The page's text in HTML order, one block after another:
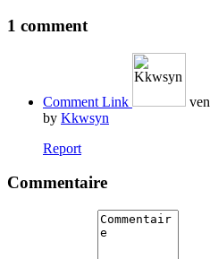
1 comment
Comment Link
by Kkwsyn
Report
Commentaire